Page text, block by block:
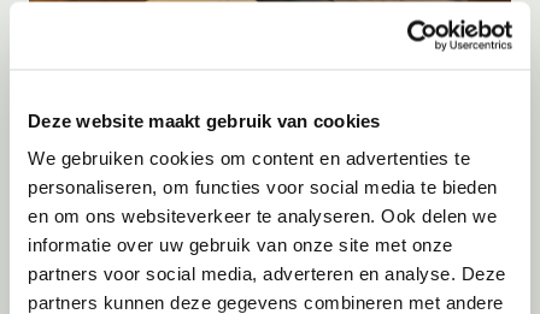
Deze website maakt gebruik van cookies
We gebruiken cookies om content en advertenties te
personaliseren, om functies voor social media te bieden
en om ons websiteverkeer te analyseren. Ook delen we
informatie over uw gebruik van onze site met onze
partners voor social media, adverteren en analyse. Deze
partners kunnen deze gegevens combineren met andere